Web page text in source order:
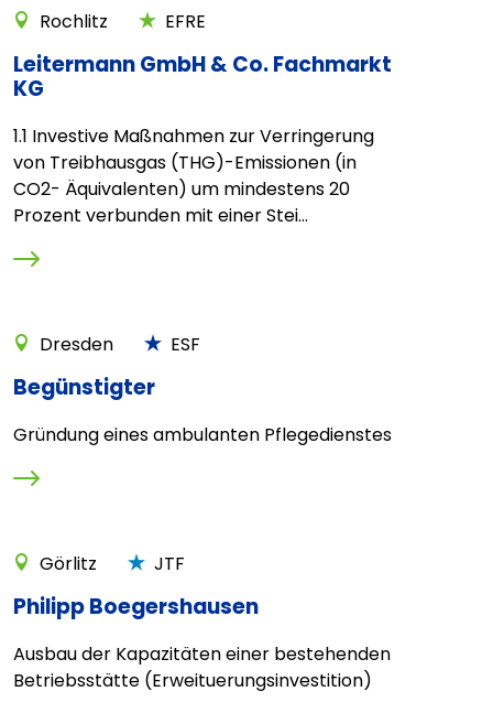
Rochlitz EFRE
Leitermann GmbH & Co. Fachmarkt
KG
1.1 Investive Maßnahmen zur Verringerung
von Treibhausgas (THG)-Emissionen (in
CO2- Äquivalenten) um mindestens 20
Prozent verbunden mit einer Stei...
Dresden ESF
Begünstigter
Gründung eines ambulanten Pflegedienstes
Görlitz JTF
Philipp Boegershausen
Ausbau der Kapazitäten einer bestehenden
Betriebsstätte (Erweituerungsinvestition)